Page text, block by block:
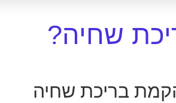
שחיה?
בריכת שחיה